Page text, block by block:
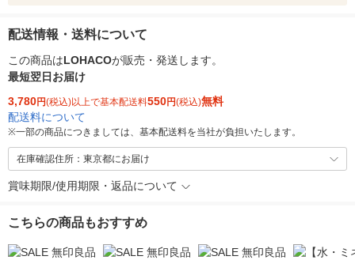
配送情報・送料について
この商品はLOHACOが販売・発送します。
最短翌日お届け
3,780円(税込)以上で基本配送料550円(税込)無料
配送料について
※一部の商品につきましては、基本配送料を当社が負担いたします。
在庫確認住所：東京都にお届け
賞味期限/使用期限・返品について
こちらの商品もおすすめ